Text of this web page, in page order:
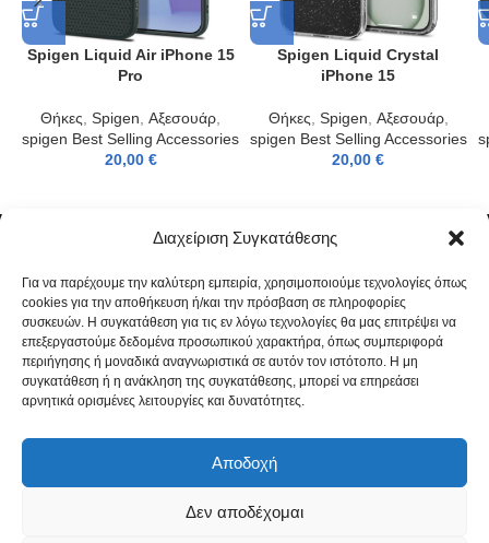
Διαχείριση Συγκατάθεσης
Για να παρέχουμε την καλύτερη εμπειρία, χρησιμοποιούμε τεχνολογίες όπως
cookies για την αποθήκευση ή/και την πρόσβαση σε πληροφορίες
συσκευών. Η συγκατάθεση για τις εν λόγω τεχνολογίες θα μας επιτρέψει να
επεξεργαστούμε δεδομένα προσωπικού χαρακτήρα, όπως συμπεριφορά
περιήγησης ή μοναδικά αναγνωριστικά σε αυτόν τον ιστότοπο. Η μη
συγκατάθεση ή η ανάκληση της συγκατάθεσης, μπορεί να επηρεάσει
αρνητικά ορισμένες λειτουργίες και δυνατότητες.
Αποδοχή
Δεν αποδέχομαι
Spigen Liquid Air iPhone 15
Pro
Θήκες Spigen Αξεσουάρ
spigen Best Selling Accessories
20,00 €
Spigen Liquid Crystal
iPhone 15
Θήκες Spigen Αξεσουάρ,
spigen Best Selling Accessories
20,00€
ΕΤΑΙΡΕΊΑ & ΚΑΤΑΣΤΉΜΑΤΑΕΠΙΚΟΙΝΩΝΊΑΠΟΛΙΤΙΚΉ ΑΠΟΡΡΉΤΟΥ
ΠΟΛΙΤΙΚΉ COOKIES (ΕΕ)
INFOMEN.grCopyright © 2025